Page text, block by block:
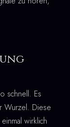
schnell. Es
Wurzel. Diese
wirklich